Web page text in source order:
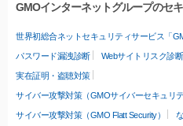
GMOインターネットグループのセ
世界初総合ネットセキュリティサービス「
パスワード漏洩診断 Webサイトリスク診断
実在証明・盗聴対策
サイバー攻撃対策（GMOサイバーセキュリテ
サイバー攻撃対策（GMO Flatt Security）